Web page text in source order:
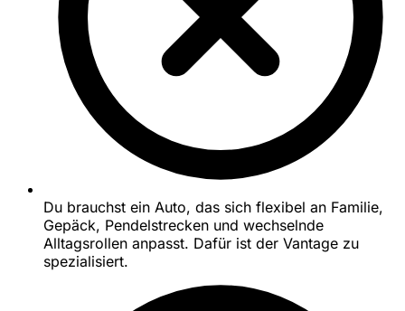
Du brauchst ein Auto, das sich flexibel an Familie,
Gepäck, Pendelstrecken und wechselnde
Alltagsrollen anpasst. Dafür ist der Vantage zu
spezialisiert.